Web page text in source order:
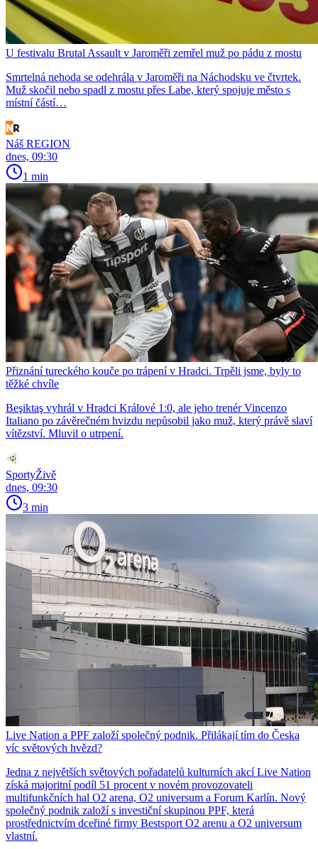
U festivalu Brutal Assault v Jaroměři zemřel muž po pádu z mostu
Smrtelná nehoda se odehrála v Jaroměři na Náchodsku ve čtvrtek.
Muž skočil nebo spadl z mostu přes Labe, který spojuje město s
místní částí…
Náš REGION
dnes, 09:30
1 min
Přiznání tureckého kouče po trápení v Hradci. Trpěli jsme, byly to
těžké chvíle
Beşiktaş vyhrál v Hradci Králové 1:0, ale jeho trenér Vincenzo
Italiano po závěrečném hvizdu nepůsobil jako muž, který právě slaví
vítězství. Mluvil o utrpení.
SportyŽivě
dnes, 09:30
3 min
Live Nation a PPF založí společný podnik. Přilákají tím do Česka
víc světových hvězd?
Jedna z největších světových pořadatelů kulturních akcí Live Nation
získá majoritní podíl 51 procent v novém provozovateli
multifunkčních hal O2 arena, O2 universum a Forum Karlín. Nový
společný podnik založí s investiční skupinou PPF, která
prostřednictvím dceřiné firmy Bestsport O2 arenu a O2 universum
vlastní.